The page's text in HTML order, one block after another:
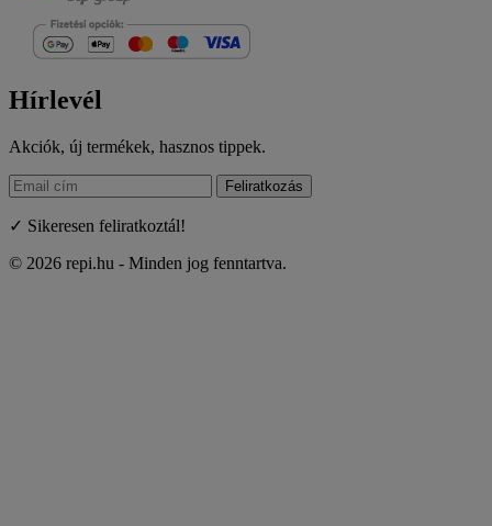
Hírlevél
Akciók, új termékek, hasznos tippek.
Feliratkozás
✓ Sikeresen feliratkoztál!
© 2026 repi.hu - Minden jog fenntartva.